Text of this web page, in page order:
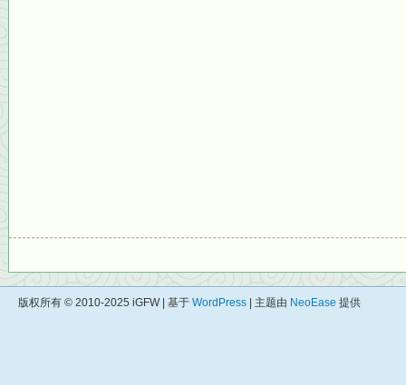
版权所有 © 2010-2025 iGFW | 基于 WordPress | 主题由 NeoEase 提供